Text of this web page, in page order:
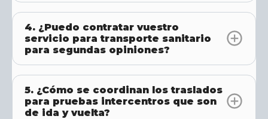
4. ¿Puedo contratar vuestro
servicio para transporte sanitario
para segundas opiniones?
5. ¿Cómo se coordinan los traslados
para pruebas intercentros que son
de ida y vuelta?